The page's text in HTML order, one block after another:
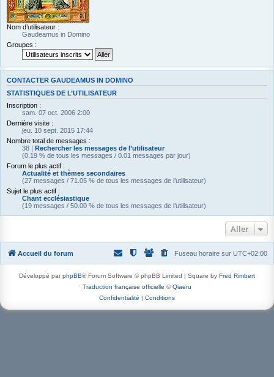
Nom d’utilisateur :
Gaudeamus in Domino
Groupes :
CONTACTER GAUDEAMUS IN DOMINO
STATISTIQUES DE L’UTILISATEUR
Inscription :
sam. 07 oct. 2006 2:00
Dernière visite :
jeu. 10 sept. 2015 17:44
Nombre total de messages :
38 | Rechercher les messages de l’utilisateur
(0.19 % de tous les messages / 0.01 messages par jour)
Forum le plus actif :
Actualité et thèmes secondaires
(27 messages / 71.05 % de tous les messages de l’utilisateur)
Sujet le plus actif :
Chant ecclésiastique
(19 messages / 50.00 % de tous les messages de l’utilisateur)
Aller
Accueil du forum Fuseau horaire sur UTC+02:00
Développé parphpBB® Forum Software © phpBB Limited | Square by Fred Rimbert
Traduction française officielle ©Qiaeru
Confidentialité | Conditions